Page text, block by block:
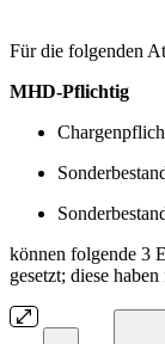
Für die folgenden
MHD-Pflichtig
können folgende 3
gesetzt; diese